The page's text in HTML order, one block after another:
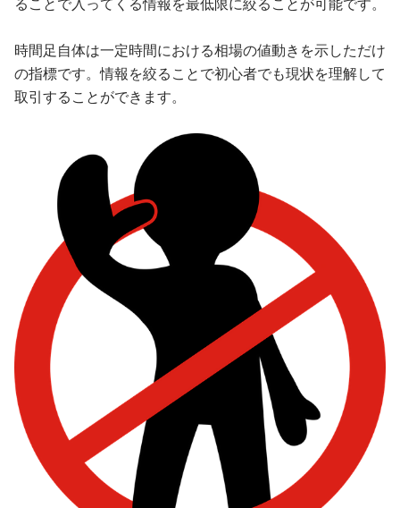
ることで入ってくる情報を最低限に絞ることが可能です。
時間足自体は一定時間における相場の値動きを示しただけ
の指標です。情報を絞ることで初心者でも現状を理解して
取引することができます。